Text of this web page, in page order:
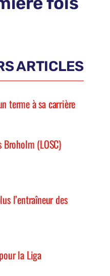
ARTICLES
terme à sa carrière
(LOSC)
l’entraîneur des
la Liga